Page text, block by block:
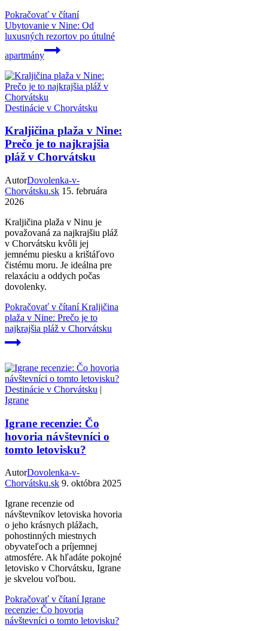
Pokračovať v čítaní
Ubytovanie v Nine: Od
luxusných rezortov po útulné
apartmány
Destinácie v Chorvátsku
Kraljičina plaža v Nine:
Prečo je to najkrajšia
pláž v Chorvátsku
AutorDovolenka-v-
Chorvátsku.sk 15. februára
2026
Kraljičina plaža v Ninu je
považovaná za najkrajšiu pláž
v Chorvátsku kvôli jej
jemnému piesku a krištáľovo
čistému moru. Je ideálna pre
relaxáciu a oddych počas
dovolenky.
Pokračovať v čítaníKraljičina
plaža v Nine: Prečo je to
najkrajšia pláž v Chorvátsku
Destinácie v Chorvátsku |
Igrane
Igrane recenzie: Čo
hovoria návštevníci o
tomto letovisku?
AutorDovolenka-v-
Chorvátsku.sk 9. októbra 2025
Igrane recenzie od
návštevníkov letoviska hovoria
o jeho krásnych plážach,
pohostinných miestnych
obyvateľoch a príjemnej
atmosfére. Ak hľadáte pokojné
letovisko v Chorvátsku, Igrane
je skvelou voľbou.
Pokračovať v čítaníIgrane
recenzie: Čo hovoria
návštevníci o tomto letovisku?